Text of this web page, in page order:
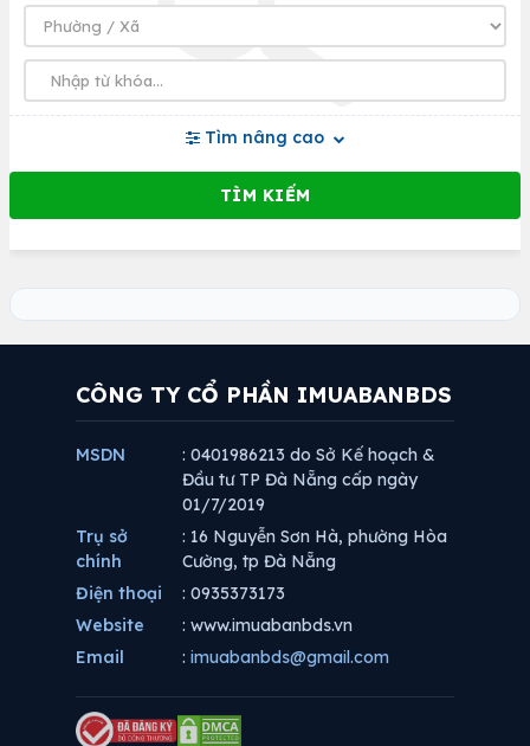
Tìm nâng cao
CÔNG TY CỔ PHẦN IMUABANBDS
MSDN
: 0401986213 do Sở Kế hoạch &
Đầu tư TP Đà Nẵng cấp ngày
01/7/2019
Trụ sở
chính
: 16 Nguyễn Sơn Hà, phường Hòa
Cường, tp Đà Nẵng
Điện thoại
: 0935373173
Website
: www.imuabanbds.vn
Email
: imuabanbds@gmail.com